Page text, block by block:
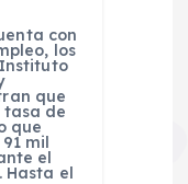
con
los
que
de
que
mil
el
Hasta el